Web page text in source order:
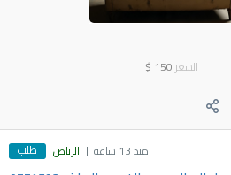
السعر 150
$
منذ 13 ساعة الرياض طلب